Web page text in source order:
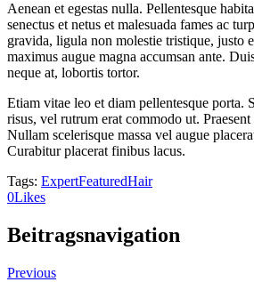
Aenean et egestas nulla. Pellentesque
senectus et netus et malesuada fames ac
gravida, ligula non molestie tristique, justo
maximus augue magna accumsan ante.
neque at, lobortis tortor.
Etiam vitae leo et diam pellentesque porta.
risus, vel rutrum erat commodo ut.
Nullam scelerisque massa vel augue
Curabitur placerat finibus lacus.
Tags: ExpertFeaturedHair
0Likes
Beitragsnavigation
Previous